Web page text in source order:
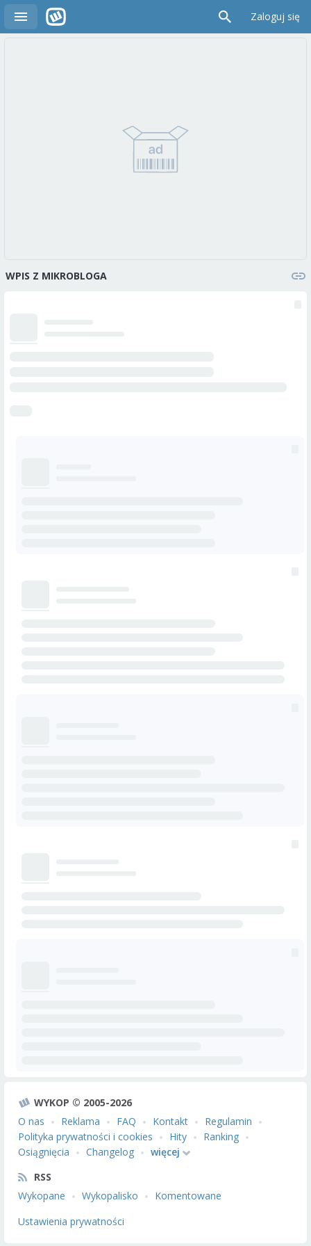
Zaloguj się
WPIS Z MIKROBLOGA
WYKOP © 2005-2026
O nas
Reklama FAQ Kontakt
Regulamin
Polityka prywatności i cookies
Hity
Ranking
Osiągnięcia
Changelog
więcej
RSS
Wykopane
Wykopalisko
Komentowane
Ustawienia prywatności